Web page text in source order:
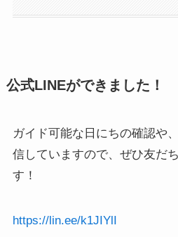
公式LINEができました！
ガイド可能な日にちの確認や
信していますので、ぜひ友だ
す！
https://lin.ee/k1JIYlI